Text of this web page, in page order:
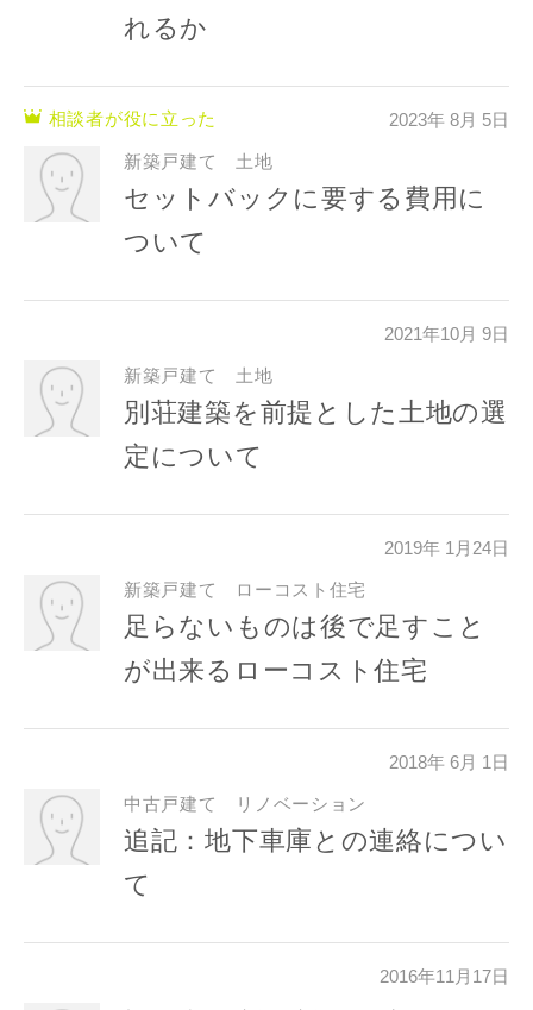
れるか
新築戸建て 土地
2023年 8月 5日
相談者が役に立った
セットバックに要する費用に
ついて
新築戸建て 土地
2021年10月 9日
別荘建築を前提とした土地の選
定について
新築戸建て ローコスト住宅
2019年 1月24日
足らないものは後で足すこと
が出来るローコスト住宅
中古戸建て リノベーション
2018年 6月 1日
追記：地下車庫との連絡につい
て
2016年11月17日
資料請求にあたっての注意事項
に則って，いただい
当社はお客様からいただいた個人情報を，お客様が指定され
た専門家へ提供すること、または当社サービスのご案内のた
めに利用します。
当社は、本サービス又は利用契約に関し，お客様に発生した
律上の請求原因の如何を問わず賠償の責任を負わないものと
の間で生じた紛争等について一切責任を負わないものとしま
す。
キャンセル